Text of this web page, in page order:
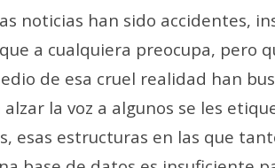
noticias han sido accidentes,
a cualquiera preocupa, pero
de esa cruel realidad han
la voz a algunos se les
esas estructuras en las que